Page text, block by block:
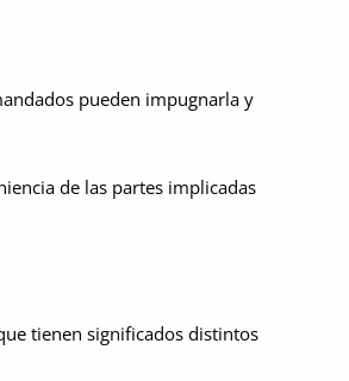
pueden impugnarla y
de las partes implicadas
tienen significados distintos